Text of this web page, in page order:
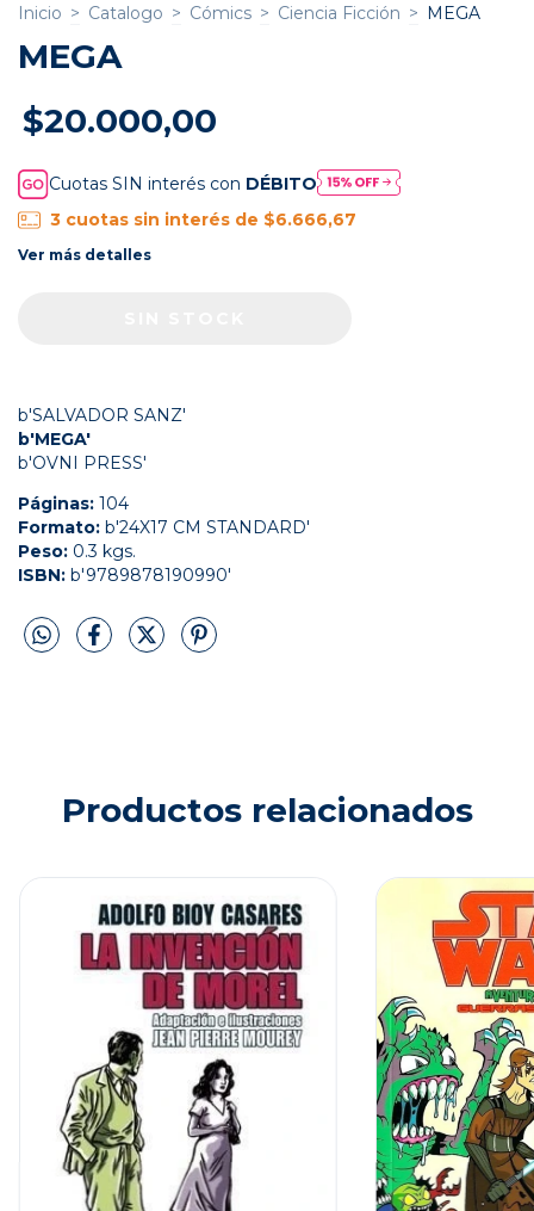
Inicio > Catalogo > Cómics > Ciencia Ficción > MEGA
MEGA
$20.000,00
Cuotas SIN interés con DÉBITO
3 cuotas sin interés de $6.666,67
Ver más detalles
b'SALVADOR SANZ'
b'MEGA'
b'OVNI PRESS'
Páginas: 104
Formato: b'24X17 CM STANDARD'
Peso: 0.3 kgs.
ISBN: b'9789878190990'
Productos relacionados